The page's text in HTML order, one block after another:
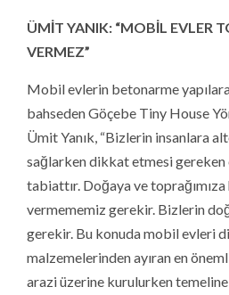
ÜMİT YANIK: “MOBİL EVLER
VERMEZ”
Mobil evlerin betonarme
bahseden Göçebe Tiny House
Ümit Yanık, “Bizlerin insanlara
sağlarken dikkat etmesi gereken
tabiattır. Doğaya ve
vermememiz gerekir. Bizlerin
gerekir. Bu konuda mobil evleri
malzemelerinden ayıran en
arazi üzerine kurulurken